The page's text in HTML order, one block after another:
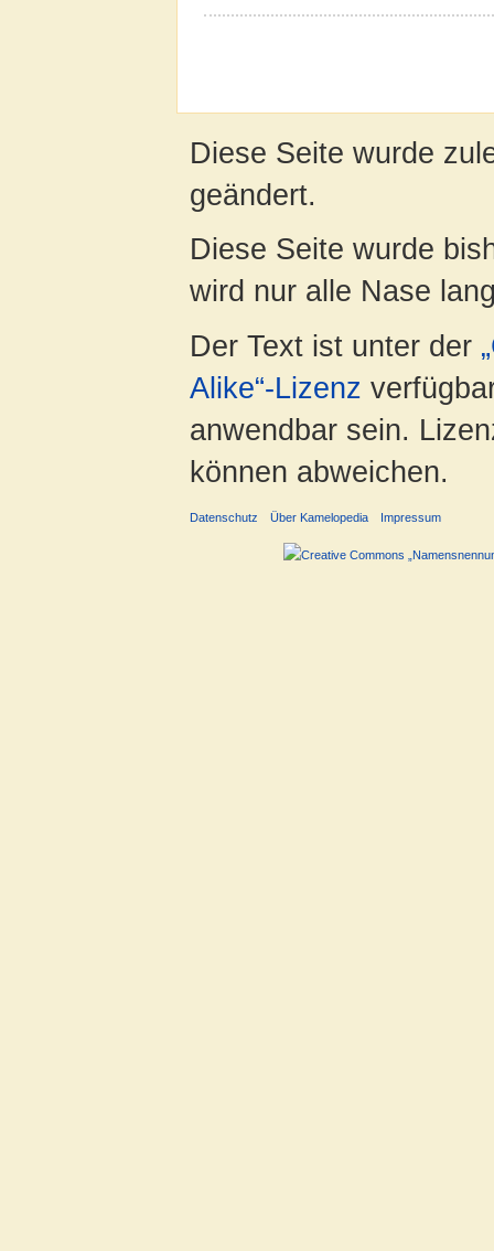
Diese Seite wurde
geändert.
Diese Seite wurde
wird nur alle Nase
Der Text ist unter der
Alike“-Lizenz
anwendbar sein.
können abweichen.
Datenschutz Über Kamelopedia Impressum